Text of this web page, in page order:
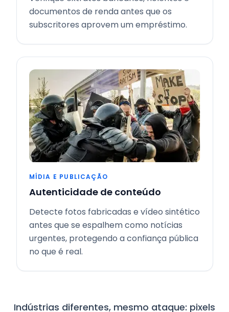
documentos de renda antes que os
subscritores aprovem um empréstimo.
MÍDIA E PUBLICAÇÃO
Autenticidade de conteúdo
Detecte fotos fabricadas e vídeo sintético
antes que se espalhem como notícias
urgentes, protegendo a confiança pública
no que é real.
Indústrias diferentes, mesmo ataque: pixels